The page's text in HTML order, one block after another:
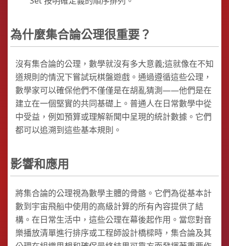
為什麼集合論公理很重要？
沒有集合論的公理，數學就沒有多大意義;這就像在不知
道規則的情況下嘗試玩棋盤遊戲。通過遵循這些公理，
數學家可以確保他們不僅僅是在胡亂猜測——他們是在
建立在一個堅實的共同基礎上。普通人在日常數學中從
中受益，例如預算或理解新聞中呈現的統計數據。它們
都可以追溯到這些基本規則。
影響和應用
將集合論的公理視為數學主體的骨骼。它們為從基本計
數到宇宙飛船中使用的高級計算的所有內容提供了結
構。在日常生活中，這些公理在幕後起作用。當您對音
樂播放清單進行排序或工程師設計橋樑時，集合論及其